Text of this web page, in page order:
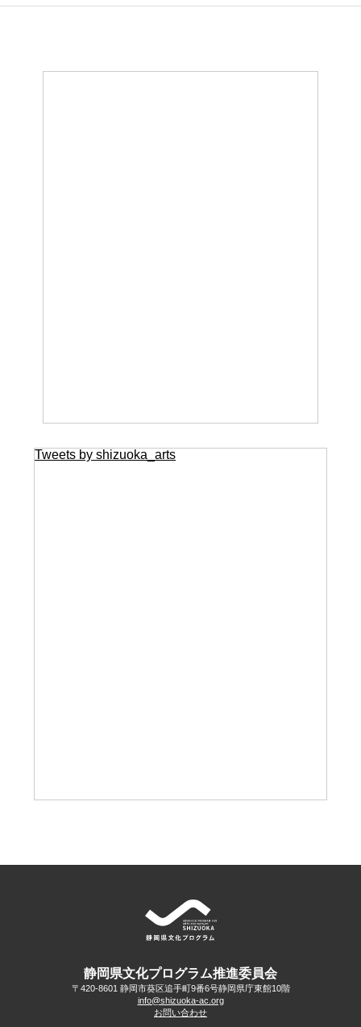
Tweets by shizuoka_arts
静岡県文化プログラム推進委員会
〒420-8601 静岡市葵区追手町9番6号静岡県庁東館10階
info@shizuoka-ac.org
お問い合わせ